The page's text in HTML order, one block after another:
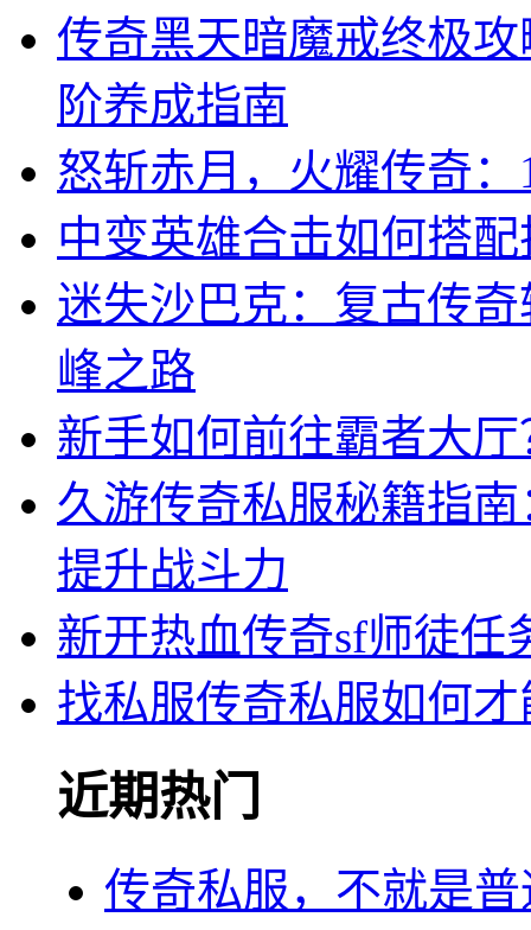
传奇黑天暗魔戒终极
阶养成指南
怒斩赤月，火耀传奇
中变英雄合击如何搭
迷失沙巴克：复古传
峰之路
新手如何前往霸者大
久游传奇私服秘籍指
提升战斗力
新开热血传奇sf师徒任
找私服传奇私服如何
近期热门
传奇私服，不就是